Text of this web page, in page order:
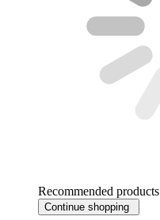
Recommended products
Continue shopping